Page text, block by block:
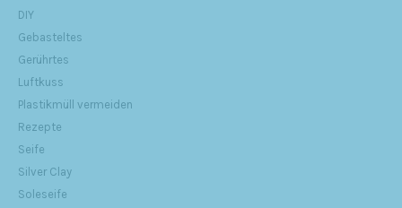
DIY
Gebasteltes
Gerührtes
Luftkuss
Plastikmüll vermeiden
Rezepte
Seife
Silver Clay
Soleseife